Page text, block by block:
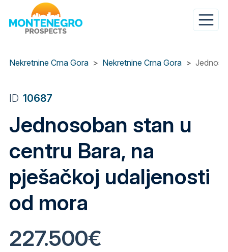
Nekretnine Crna Gora
Nekretnine Crna Gora
ID 10687
Jednosoban stan u
centru Bara, na
pješačkoj udaljenosti
od mora
227.500€